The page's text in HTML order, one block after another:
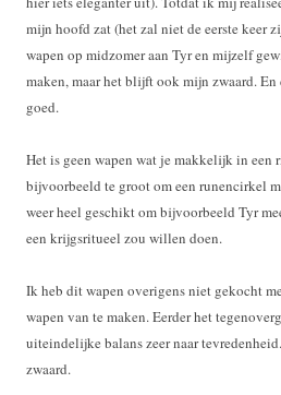
mijn hoofd zat (het zal niet de eerste keer
wapen op midzomer aan Tyr en mijzelf
maken, maar het blijft ook mijn zwaard.
goed.
Het is geen wapen wat je makkelijk in een
bijvoorbeeld te groot om een runencirkel
weer heel geschikt om bijvoorbeeld Tyr
een krijgsritueel zou willen doen.
Ik heb dit wapen overigens niet gekocht
wapen van te maken. Eerder het
uiteindelijke balans zeer naar
zwaard.